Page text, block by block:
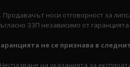
Продавачът носи отговорност за
ЗЗП независимо от гаранцията.
не се признава в
Неспазване на указанията за